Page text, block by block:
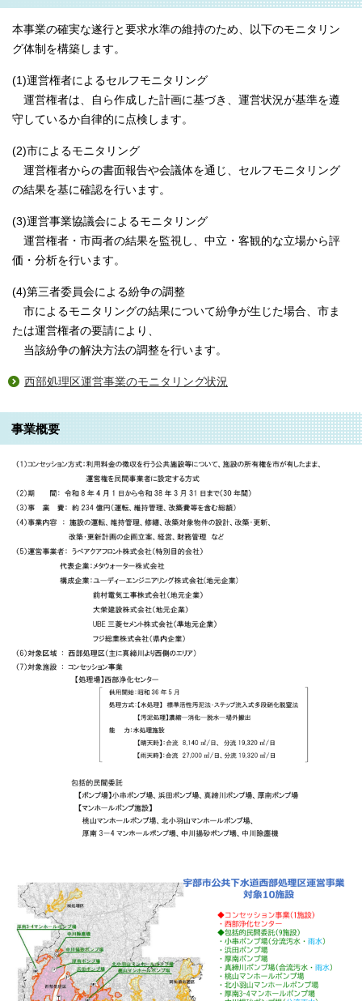
本事業の確実な遂行と要求水準の維持のため、以下のモニタリン
グ体制を構築します。
(1)運営権者によるセルフモニタリング
運営権者は、自ら作成した計画に基づき、運営状況が基準を遵
守しているか自律的に点検します。
(2)市によるモニタリング
運営権者からの書面報告や会議体を通じ、セルフモニタリング
の結果を基に確認を行います。
(3)運営事業協議会によるモニタリング
運営権者・市両者の結果を監視し、中立・客観的な立場から評
価・分析を行います。
(4)第三者委員会による紛争の調整
市によるモニタリングの結果について紛争が生じた場合、市ま
たは運営権者の要請により、
当該紛争の解決方法の調整を行います。
西部処理区運営事業のモニタリング状況
事業概要